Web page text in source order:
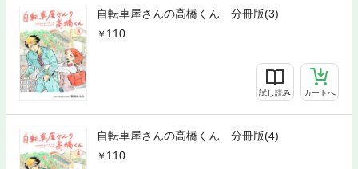
自転車屋さんの高橋くん 分冊版(3)
110
試し読み カートへ
自転車屋さんの高橋くん 分冊版(4)
110